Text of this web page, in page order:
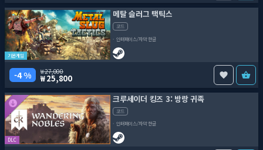
기본게임
메탈 슬러그 택틱스
코드
인터페이스/자막 한글
4 % 27,000
25,800
DLC
크루세이더 킹즈 3: 방랑 귀족
코드
인터페이스/자막 한글